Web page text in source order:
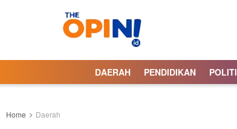
DAERAH PENDIDIKAN
Home Daerah